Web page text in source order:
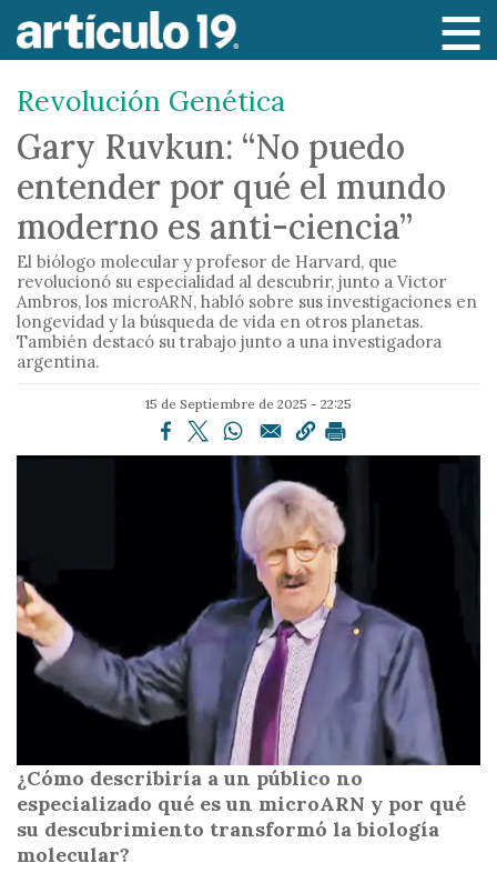
a
l
c
o
n
t
e
n
d
p
i
n
c
i
p
a
l
Revolución Genética
Gary Ruvkun: “No puedo
entender por qué el mundo
moderno es anti-ciencia”
El biólogo molecular y profesor de Harvard, que
revolucionó su especialidad al descubrir, junto a Victor
Ambros, los microARN, habló sobre sus investigaciones en
longevidad y la búsqueda de vida en otros planetas.
También destacó su trabajo junto a una investigadora
argentina.
15 de Septiembre de 2025 - 22:25
¿Cómo describiría a un público no
especializado qué es un microARN y por qué
su descubrimiento transformó la biología
molecular?